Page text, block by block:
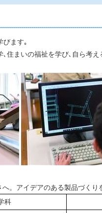
びます｡
住まいの福祉を学び､自ら考え
。アイデアのある製品づくり
科